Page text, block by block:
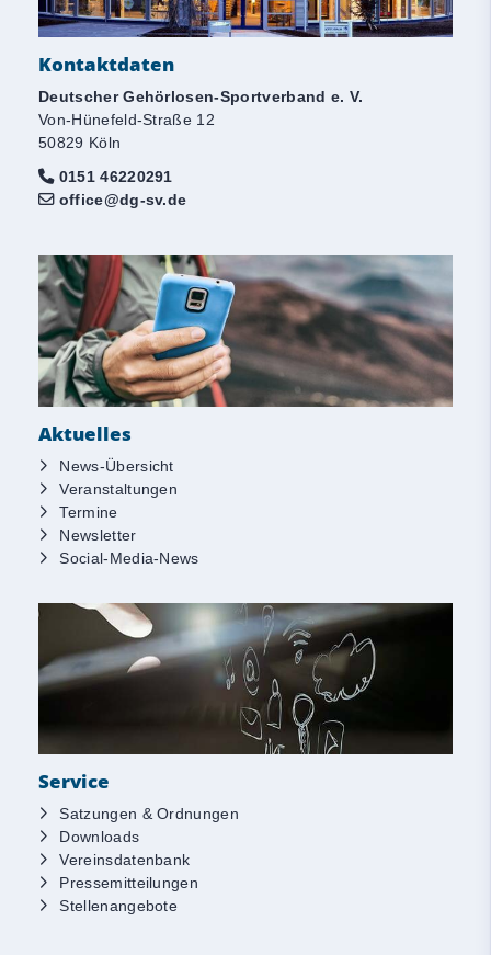
Kontaktdaten
Deutscher Gehörlosen-Sportverband e. V.
Von-Hünefeld-Straße 12
50829 Köln
0151 46220291
office@dg-sv.de
Aktuelles
News-Übersicht
Veranstaltungen
Termine
Newsletter
Social-Media-News
Service
Satzungen & Ordnungen
Downloads
Vereinsdatenbank
Pressemitteilungen
Stellenangebote